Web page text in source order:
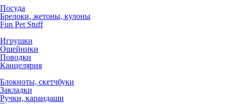
Посуда
Брелоки, жетоны, кулоны
Fun Pet Stuff
Игрушки
Ошейники
Поводки
Канцелярия
Блокноты, скетчбуки
Закладки
Ручки, карандаши